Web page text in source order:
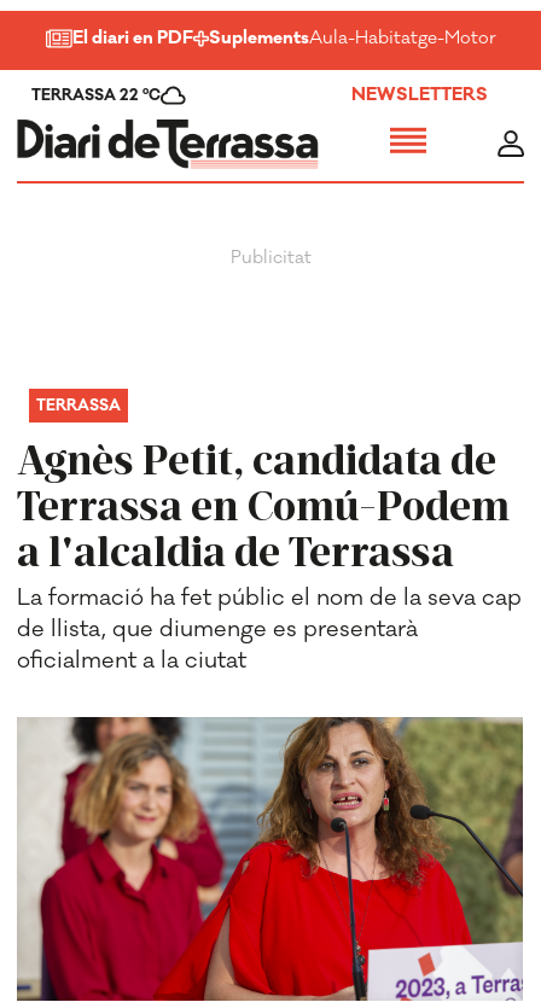
El diari en PDF SuplementsAula-Habitatge-Motor-
TERRASSA 22 ºC NEWSLETTERS
Agnès Petit, candidata de
Terrassa en Comú-Podem
a l'alcaldia de Terrassa
TERRASSA
La formació ha fet públic el nom de la seva cap
de llista, que diumenge es presentarà
oficialment a la ciutat